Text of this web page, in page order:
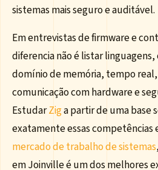
sistemas mais seguro e auditável.
Em entrevistas de firmware e
diferencia não é listar
domínio de memória, tempo
comunicação com hardware e
EstudarZiga partir de uma base
exatamente essas competências
mercado de trabalho de sistemas
em Joinville é um dos melhores